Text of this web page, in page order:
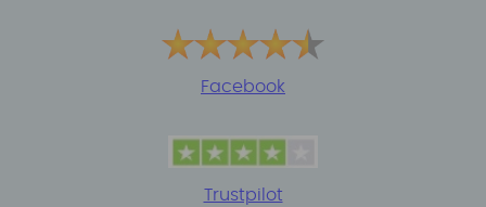
Facebook
Trustpilot